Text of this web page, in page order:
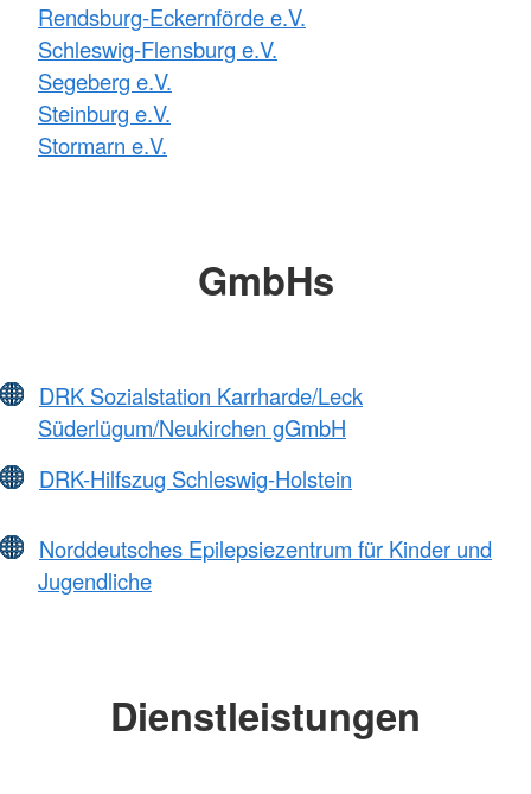
Rendsburg-Eckernförde e.V.
Schleswig-Flensburg e.V.
Segeberg e.V.
Steinburg e.V.
Stormarn e.V.
GmbHs
DRK Sozialstation Karrharde/Leck
Süderlügum/Neukirchen gGmbH
DRK-Hilfszug Schleswig-Holstein
Norddeutsches Epilepsiezentrum für Kinder und
Jugendliche
Dienstleistungen